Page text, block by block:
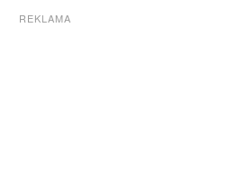
REKLAMA